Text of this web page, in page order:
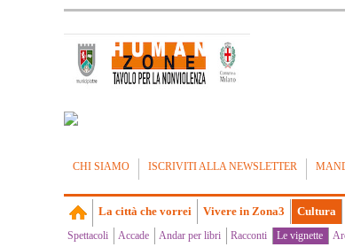
CHI SIAMO ISCRIVITI ALLA NEWSLETTER
La città che vorrei Vivere in Zona3 Cultura
Spettacoli Accade Andar per libri Racconti Le vignette